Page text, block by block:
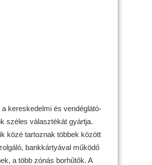
a kereskedelmi és vendéglátó-
széles választékát gyártja.
közé tartoznak többek között
bankkártyával működő
a több zónás borhűtők. A